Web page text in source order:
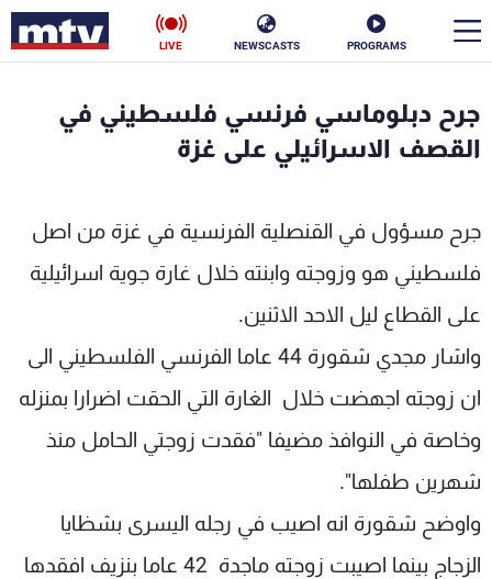
PROGRAMS
NEWSCASTS
LIVE
جرح دبلوماسي فرنسي فلسطيني في
القصف الاسرائيلي على غزة
جرح مسؤول في القنصلية الفرنسية في غزة من اصل
فلسطيني هو وزوجته وابنته خلال غارة جوية اسرائيلية
على القطاع ليل الاحد الاثنين.
واشار مجدي شقورة 44 عاما الفرنسي الفلسطيني الى
ان زوجته اجهضت خلال الغارة التي الحقت اضرارا بمنزله
وخاصة في النوافذ مضيفا "فقدت زوجتي الحامل منذ
شهرين طفلها".
واوضح شقورة انه اصيب في رجله اليسرى بشظايا
الزجاج بينما اصيبت زوجته ماجدة 42 عاما بنزيف افقدها
الأخبار
إقتصاد
منوعات
كأس العالم
البرامج
جدول البرامج
شاهد البرامج
الترددات